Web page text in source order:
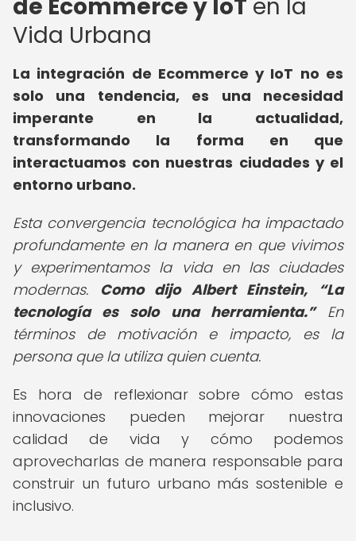
de Ecommerce y IoT en la
Vida Urbana
La integración de Ecommerce y IoT no es
solo una tendencia, es una necesidad
imperante en la actualidad,
transformando la forma en que
interactuamos con nuestras ciudades y el
entorno urbano.
Esta convergencia tecnológica ha impactado
profundamente en la manera en que vivimos
y experimentamos la vida en las ciudades
modernas. Como dijo Albert Einstein,
La
tecnología es solo una herramienta. En
términos de motivación e impacto, es la
persona que la utiliza quien cuenta.
Es hora de reflexionar sobre cómo estas
innovaciones pueden mejorar nuestra
calidad de vida y cómo podemos
aprovecharlas de manera responsable para
construir un futuro urbano más sostenible e
inclusivo.